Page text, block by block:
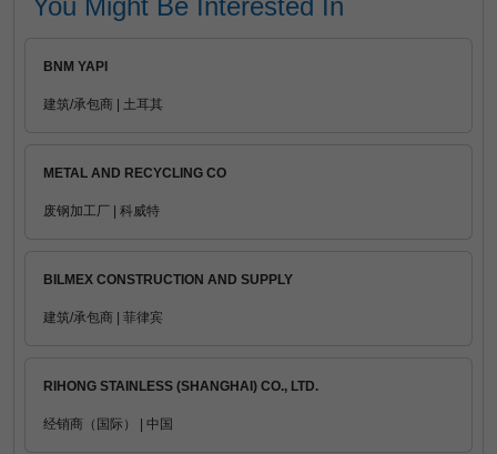
You Might Be Interested In
BNM YAPI
建筑/承包商 | 土耳其
METAL AND RECYCLING CO
废钢加工厂 | 科威特
BILMEX CONSTRUCTION AND SUPPLY
建筑/承包商 | 菲律宾
RIHONG STAINLESS (SHANGHAI) CO., LTD.
经销商（国际） | 中国